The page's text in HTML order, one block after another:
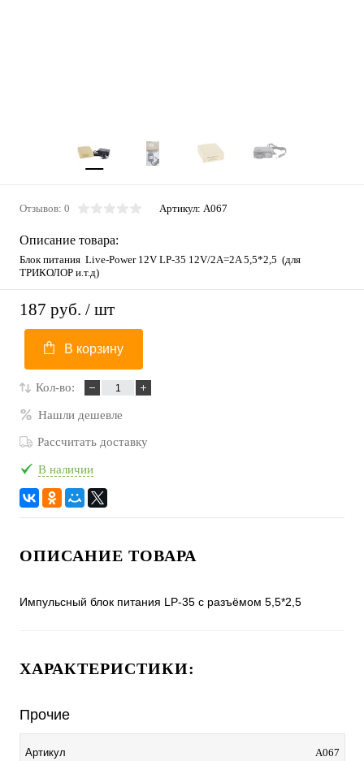
Отзывов: 0 Артикул: A067
Описание товара:
Блок питания Live-Power 12V LP-35 12V/2A=2A 5,5*2,5 (для
ТРИКОЛОР и.т.д)
187 руб. / шт
В корзину
Кол-во:
Нашли дешевле
Рассчитать доставку
В наличии
ОПИСАНИЕ ТОВАРА
Импульсный блок питания LP-35 с разъёмом 5,5*2,5
ХАРАКТЕРИСТИКИ:
Прочие
Артикул A067